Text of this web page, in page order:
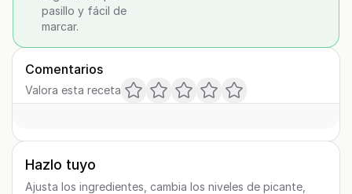
pasillo y fácil de
marcar.
Comentarios
Valora esta receta
Hazlo tuyo
Ajusta los ingredientes, cambia los niveles de picante,